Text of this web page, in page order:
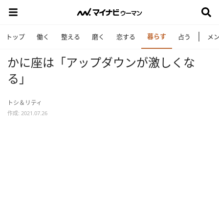
トップ 働く 整える 磨く 恋する 暮らす 占う メ
かに座は「アップダウンが激しくな
る」
トシ＆リティ
作成: 2021.07.26